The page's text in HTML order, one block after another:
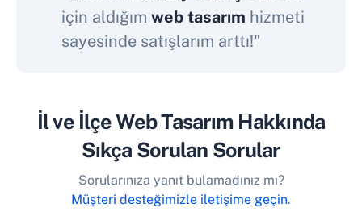
için aldığım web tasarım hizmeti
sayesinde satışlarım arttı!"
İl ve İlçe Web Tasarım Hakkında
Sıkça Sorulan Sorular
Sorularınıza yanıt bulamadınız mı?
Müşteri desteğimizle iletişime geçin.